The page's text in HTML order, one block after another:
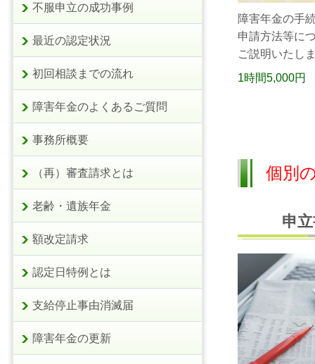
障害年金の手
申請方法等に
ご説明いたし
1時間5,000円
個別
申
不服申立の成功事例
最近の認定状況
初回相談までの流れ
障害年金のよくあるご質問
事務所概要
（再）審査請求とは
老齢・遺族年金
額改定請求
認定日特例とは
支給停止事由消滅届
障害年金の更新